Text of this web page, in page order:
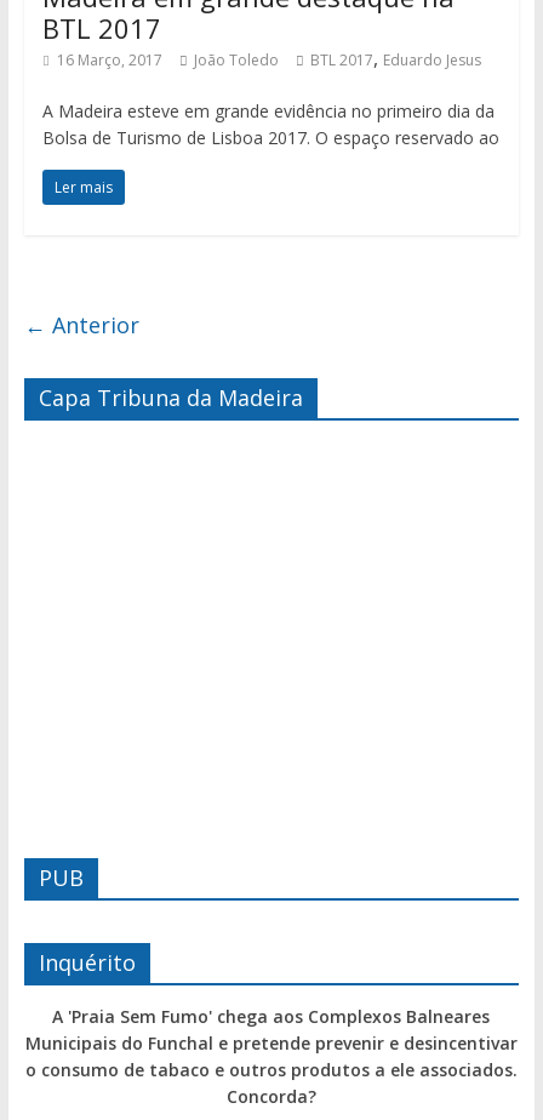
BTL 2017
16 Março, 2017 João Toledo BTL 2017, Eduardo Jesus
A Madeira esteve em grande evidência no primeiro dia da
Bolsa de Turismo de Lisboa 2017. O espaço reservado ao
Ler mais
← Anterior
Capa Tribuna da Madeira
PUB
Inquérito
A 'Praia Sem Fumo' chega aos Complexos Balneares
Municipais do Funchal e pretende prevenir e desincentivar
o consumo de tabaco e outros produtos a ele associados.
Concorda?